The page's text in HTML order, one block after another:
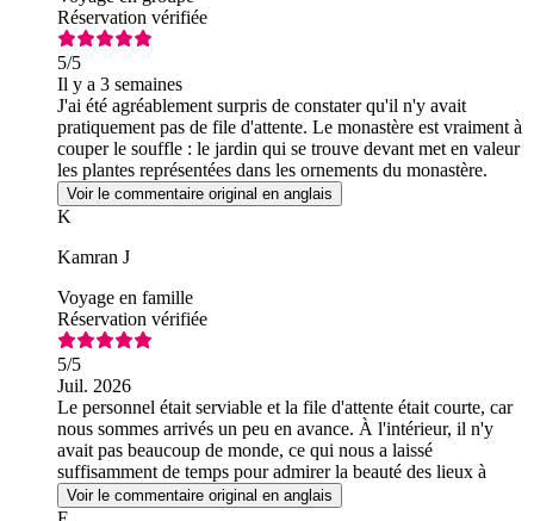
Réservation vérifiée
5/5
Il y a 3 semaines
J'ai été agréablement surpris de constater qu'il n'y avait
pratiquement pas de file d'attente. Le monastère est vraiment à
couper le souffle : le jardin qui se trouve devant met en valeur
les plantes représentées dans les ornements du monastère.
Voir le commentaire original en anglais
K
Kamran J
Voyage en famille
Réservation vérifiée
5/5
Juil. 2026
Le personnel était serviable et la file d'attente était courte, car
nous sommes arrivés un peu en avance. À l'intérieur, il n'y
avait pas beaucoup de monde, ce qui nous a laissé
suffisamment de temps pour admirer la beauté des lieux à
notre rythme.
Voir le commentaire original en anglais